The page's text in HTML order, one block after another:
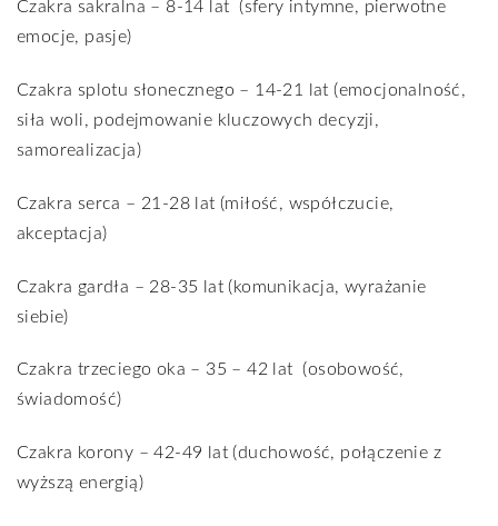
Czakra sakralna – 8-14 lat (sfery intymne, pierwotne
emocje, pasje)
Czakra splotu słonecznego – 14-21 lat (emocjonalność,
siła woli, podejmowanie kluczowych decyzji,
samorealizacja)
Czakra serca – 21-28 lat (miłość, współczucie,
akceptacja)
Czakra gardła – 28-35 lat (komunikacja, wyrażanie
siebie)
Czakra trzeciego oka – 35 – 42 lat (osobowość,
świadomość)
Czakra korony – 42-49 lat (duchowość, połączenie z
wyższą energią)